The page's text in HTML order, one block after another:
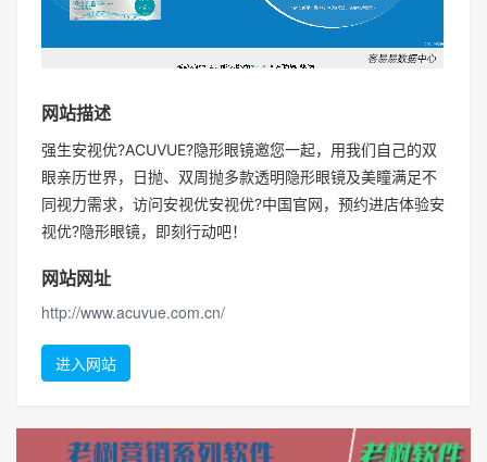
网站描述
强生安视优?ACUVUE?隐形眼镜邀您一起，用我们自己的双
眼亲历世界，日抛、双周抛多款透明隐形眼镜及美瞳满足不
同视力需求，访问安视优安视优?中国官网，预约进店体验安
视优?隐形眼镜，即刻行动吧！
网站网址
http://www.acuvue.com.cn/
进入网站